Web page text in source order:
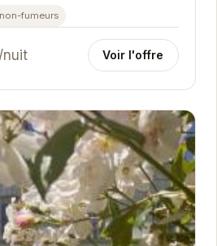
Idéal pour les familles et...
fumeurs
/nuit Voir l'offre